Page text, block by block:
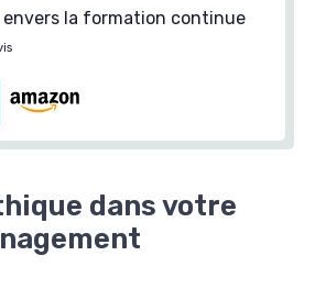
envers la formation continue
dans votre